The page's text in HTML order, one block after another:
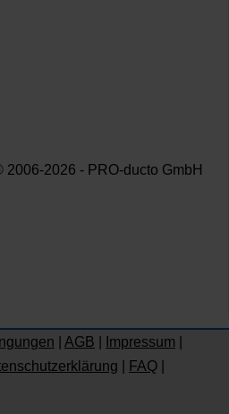
2006-2026 - PRO-ducto GmbH
AGB Impressum
FAQ